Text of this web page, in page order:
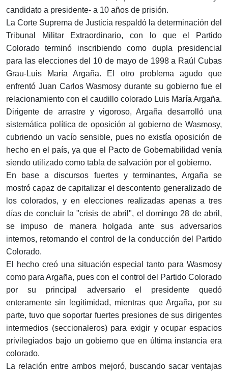
candidato a presidente- a 10 años de prisión.
La Corte Suprema de Justicia respaldó la determinación del
Tribunal Militar Extraordinario, con lo que el Partido
Colorado terminó inscribiendo como dupla presidencial
para las elecciones del 10 de mayo de 1998 a Raúl Cubas
Grau-Luis María Argaña. El otro problema agudo que
enfrentó Juan Carlos Wasmosy durante su gobierno fue el
relacionamiento con el caudillo colorado Luis María Argaña.
Dirigente de arrastre y vigoroso, Argaña desarrolló una
sistemática política de oposición al gobierno de Wasmosy,
cubriendo un vacío sensible, pues no existía oposición de
hecho en el país, ya que el Pacto de Gobernabilidad venía
siendo utilizado como tabla de salvación por el gobierno.
En base a discursos fuertes y terminantes, Argaña se
mostró capaz de capitalizar el descontento generalizado de
los colorados, y en elecciones realizadas apenas a tres
días de concluir la "crisis de abril", el domingo 28 de abril,
se impuso de manera holgada ante sus adversarios
internos, retomando el control de la conducción del Partido
Colorado.
El hecho creó una situación especial tanto para Wasmosy
como para Argaña, pues con el control del Partido Colorado
por su principal adversario el presidente quedó
enteramente sin legitimidad, mientras que Argaña, por su
parte, tuvo que soportar fuertes presiones de sus dirigentes
intermedios (seccionaleros) para exigir y ocupar espacios
privilegiados bajo un gobierno que en última instancia era
colorado.
La relación entre ambos mejoró, buscando sacar ventajas